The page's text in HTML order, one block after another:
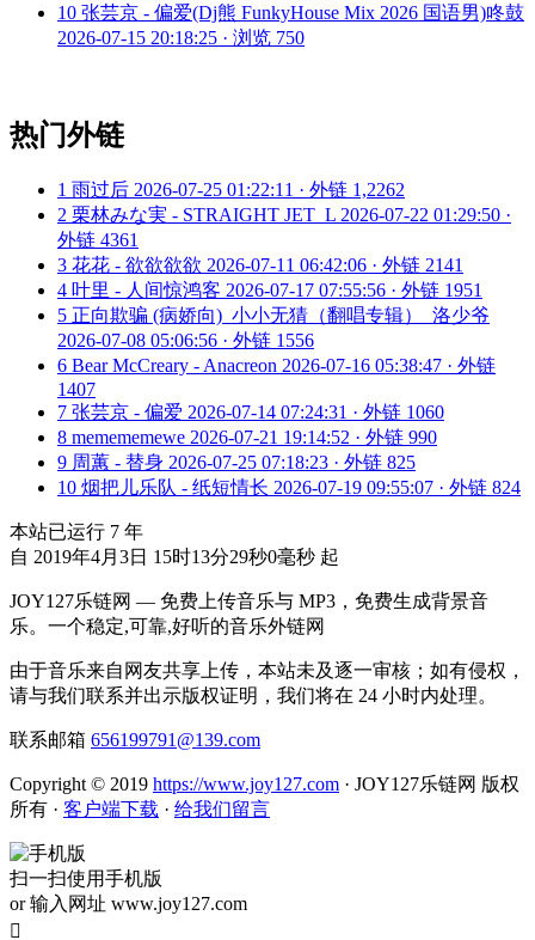
10 张芸京 - 偏爱(Dj熊 FunkyHouse Mix 2026 国语男)咚鼓
2026-07-15 20:18:25 · 浏览 750
热门外链
1 雨过后 2026-07-25 01:22:11 · 外链 1,2262
2 栗林みな実 - STRAIGHT JET_L 2026-07-22 01:29:50 ·
外链 4361
3 花花 - 欲欲欲欲 2026-07-11 06:42:06 · 外链 2141
4 叶里 - 人间惊鸿客 2026-07-17 07:55:56 · 外链 1951
5 正向欺骗 (病娇向)_小小无猜（翻唱专辑）_洛少爷
2026-07-08 05:06:56 · 外链 1556
6 Bear McCreary - Anacreon 2026-07-16 05:38:47 · 外链
1407
7 张芸京 - 偏爱 2026-07-14 07:24:31 · 外链 1060
8 memememewe 2026-07-21 19:14:52 · 外链 990
9 周蕙 - 替身 2026-07-25 07:18:23 · 外链 825
10 烟把儿乐队 - 纸短情长 2026-07-19 09:55:07 · 外链 824
本站已运行 7 年
自 2019年4月3日 15时13分29秒0毫秒 起
JOY127乐链网 — 免费上传音乐与 MP3，免费生成背景音
乐。一个稳定,可靠,好听的音乐外链网
由于音乐来自网友共享上传，本站未及逐一审核；如有侵权，
请与我们联系并出示版权证明，我们将在 24 小时内处理。
联系邮箱 656199791@139.com
Copyright © 2019 https://www.joy127.com · JOY127乐链网 版权
所有 · 客户端下载 · 给我们留言
扫一扫使用手机版
or 输入网址 www.joy127.com
